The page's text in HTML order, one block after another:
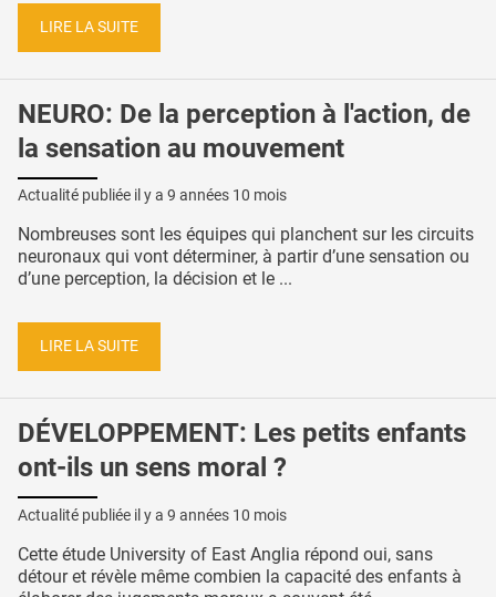
LIRE LA SUITE
NEURO: De la perception à l'action, de
la sensation au mouvement
Actualité publiée il y a 9 années 10 mois
Nombreuses sont les équipes qui planchent sur les circuits
neuronaux qui vont déterminer, à partir d’une sensation ou
d’une perception, la décision et le ...
LIRE LA SUITE
DÉVELOPPEMENT: Les petits enfants
ont-ils un sens moral ?
Actualité publiée il y a 9 années 10 mois
Cette étude University of East Anglia répond oui, sans
détour et révèle même combien la capacité des enfants à